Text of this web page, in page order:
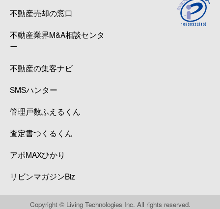
不動産売却の窓口
不動産業界M&A相談センタ
ー
不動産の集客ナビ
SMSハンター
管理戸数ふえるくん
査定書つくるくん
アポMAXひかり
リビンマガジンBiz
Copyright © Living Technologies Inc. All rights reserved.